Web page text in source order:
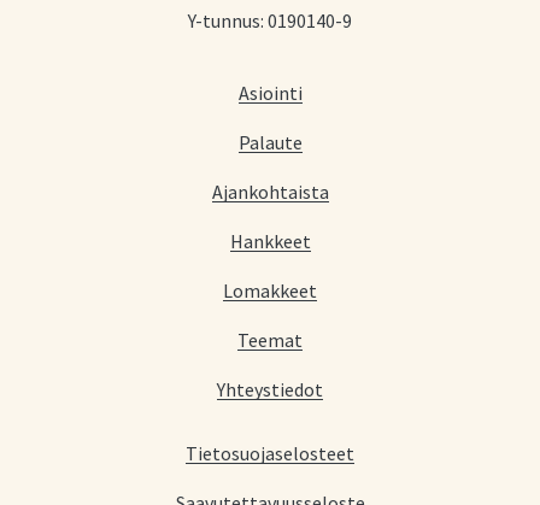
Y-tunnus: 0190140-9
Asiointi
Palaute
Ajankohtaista
Hankkeet
Lomakkeet
Teemat
Yhteystiedot
Tietosuojaselosteet